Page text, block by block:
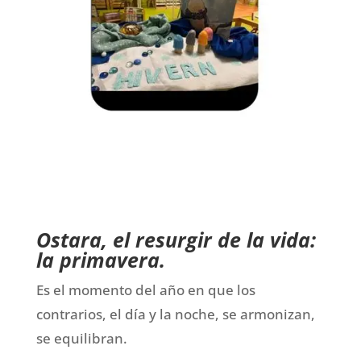
Ostara, el resurgir de la vida:
la primavera.
Es el momento del año en que los
contrarios, el día y la noche, se armonizan,
se equilibran.